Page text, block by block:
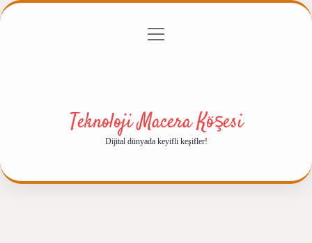
Gizlilik Politikası
menüyü
Teknoloji Macera Köşesi
Dijital dünyada keyifli keşifler!